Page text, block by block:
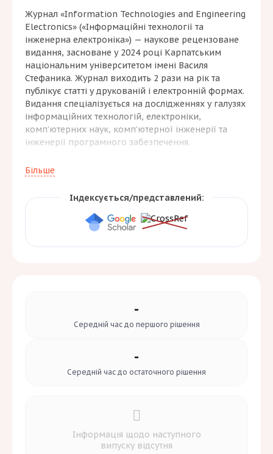
Журнал «Information Technologies and Engineering
Electronics» («Інформаційні технології та
інженерна електроніка») — наукове рецензоване
видання, засноване у 2024 році Карпатським
національним університетом імені Василя
Стефаника. Журнал виходить 2 рази на рік та
публікує статті у друкованій і електронній формах.
Видання спеціалізується на дослідженнях у галузях
інформаційних технологій, електроніки,
комп’ютерних наук, комп’ютерної інженерії та
інженерії програмного забезпечення.
електронні комунікації, приладобудування,
науки та комп’ютерну інженерію. Метою видання є
поширення сучасних наукових досягнень,
представлення інноваційних рішень і підтримка
Більше
Індексується/представлений:
-
Середній час до першого рішення
-
Середній час до остаточного рішення
Інформація щодо наступного
випуску відсутня